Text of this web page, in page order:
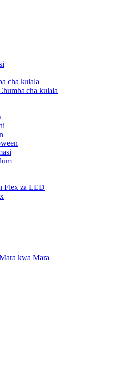
cha kulala
cha kulala
Flex za LED
kwa Mara